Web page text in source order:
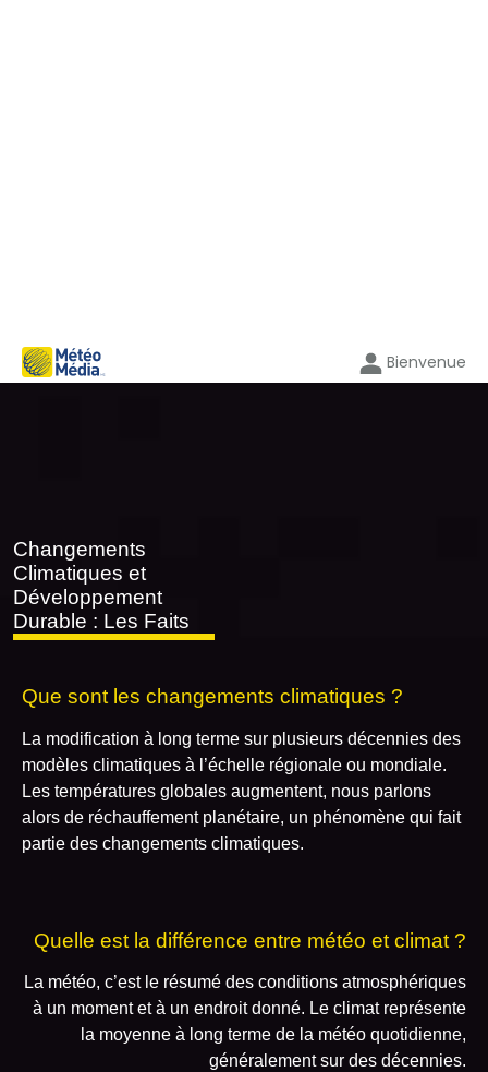
Bienvenue
Changements
Climatiques et
Développement
Durable : Les Faits
Que sont les changements climatiques ?
La modification à long terme sur plusieurs décennies des
modèles climatiques à l’échelle régionale ou mondiale.
Les températures globales augmentent, nous parlons
alors de réchauffement planétaire, un phénomène qui fait
partie des changements climatiques.
Quelle est la différence entre météo et climat ?
La météo, c’est le résumé des conditions atmosphériques
à un moment et à un endroit donné. Le climat représente
la moyenne à long terme de la météo quotidienne,
généralement sur des décennies.